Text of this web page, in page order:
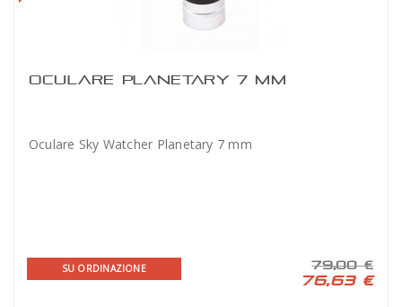
OCULARE PLANETARY 7 MM
Oculare Sky Watcher Planetary 7 mm
SU ORDINAZIONE 79,00 €
76,63 €